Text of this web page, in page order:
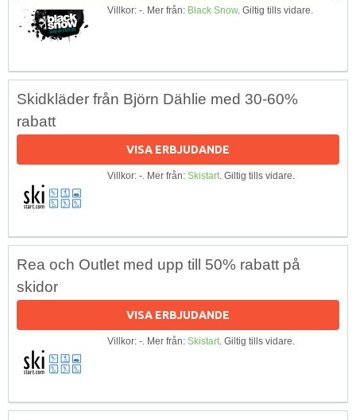
Villkor: -. Mer från: Black Snow. Giltig tills vidare.
Skidkläder från Björn Dählie med 30-60%
rabatt
VISA ERBJUDANDE
Villkor: -. Mer från: Skistart. Giltig tills vidare.
Rea och Outlet med upp till 50% rabatt på
skidor
VISA ERBJUDANDE
Villkor: -. Mer från: Skistart. Giltig tills vidare.